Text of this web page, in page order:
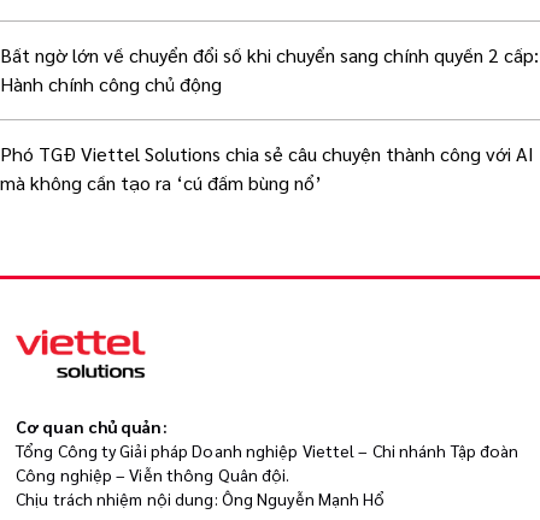
Bất ngờ lớn về chuyển đổi số khi chuyển sang chính quyền 2 cấp:
Hành chính công chủ động
Phó TGĐ Viettel Solutions chia sẻ câu chuyện thành công với AI
mà không cần tạo ra ‘cú đấm bùng nổ’
Cơ quan chủ quản:
Tổng Công ty Giải pháp Doanh nghiệp Viettel – Chi nhánh Tập đoàn
Công nghiệp – Viễn thông Quân đội.
Chịu trách nhiệm nội dung: Ông Nguyễn Mạnh Hổ